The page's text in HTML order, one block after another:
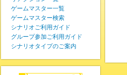
ゲームマスター一覧
ゲームマスター検索
シナリオご利用ガイド
グループ参加ご利用ガイド
シナリオタイプのご案内